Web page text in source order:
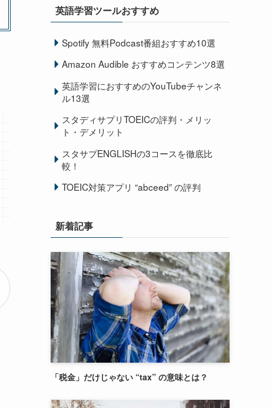
英語学習ツールおすすめ
Spotify 無料Podcast番組おすすめ10選
Amazon Audible おすすめコンテンツ8選
英語学習におすすめのYouTubeチャンネ
ル13選
スタディサプリTOEICの評判・メリッ
ト・デメリット
スタサプENGLISHの3コースを徹底比
較！
TOEIC対策アプリ “abceed” の評判
新着記事
「税金」だけじゃない “tax” の意味とは？